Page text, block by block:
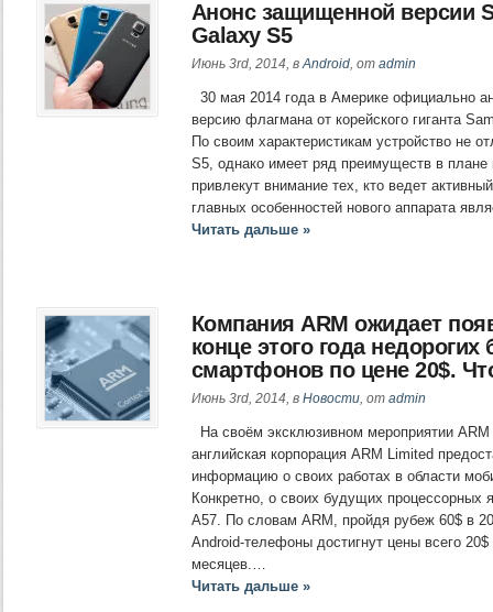
Анонс защищенной версии
Galaxy S5
Июнь 3rd, 2014, вAndroid, от admin
30 мая 2014 года в Америке официально
версию флагмана от корейского гиганта
По своим характеристикам устройство не
S5, однако имеет ряд преимуществ в плане
привлекут внимание тех, кто ведет
главных особенностей нового аппарата
Читать дальше »
Компания ARM ожидает
конце этого года
смартфонов по цене 20$.
Июнь 3rd, 2014, в Новости, от admin
На своём эксклюзивном мероприятии
английская корпорация ARM Limited
информацию о своих работах в области
Конкретно, о своих будущих процессорных
A57. По словам ARM, пройдя рубеж 60$ в
Android-телефоны достигнут цены всего
месяцев.…
Читать дальше »